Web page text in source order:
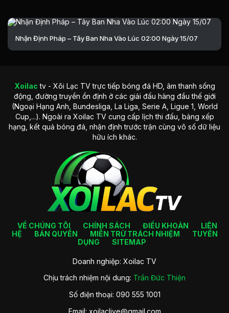
Nhận Định Pháp – Tây Ban Nha Vào Lúc 02:00 Ngày 15/07
Xoilac tv - Xôi Lạc TV trực tiếp bóng đá HD, âm thanh sống
động, đường truyền ổn định ở các giải đấu hàng đầu thế giới
(Ngoại Hạng Anh, Bundesliga, La Liga, Serie A, Ligue 1, World
Cup,...). Ngoài ra Xoilac TV cung cấp lịch thi đấu, bảng xếp
hạng, kết quả bóng đá, nhận định trước trận cùng vô số dữ liệu
hữu ích khác.
VỀ CHÚNG TÔI CHÍNH SÁCH ĐIỀU KHOẢN
LIÊN
HỆ
BẢN QUYỀN MIỄN TRỪ TRÁCH NHIỆM
TUYỂN
DỤNG
SITEMAP
Doanh nghiệp: Xoilac TV
Chịu trách nhiệm nội dung: Trần Đức Thiện
Số điện thoại: 090 555 1001
Email: xoilaclive@gmail.com